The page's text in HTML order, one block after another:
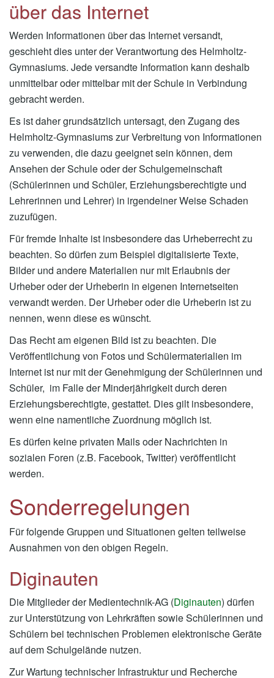
über das Internet
Werden Informationen über das Internet versandt,
geschieht dies unter der Verantwortung des Helmholtz-
Gymnasiums. Jede versandte Information kann deshalb
unmittelbar oder mittelbar mit der Schule in Verbindung
gebracht werden.
Es ist daher grundsätzlich untersagt, den Zugang des
Helmholtz-Gymnasiums zur Verbreitung von Informationen
zu verwenden, die dazu geeignet sein können, dem
Ansehen der Schule oder der Schulgemeinschaft
(Schülerinnen und Schüler, Erziehungsberechtigte und
Lehrerinnen und Lehrer) in irgendeiner Weise Schaden
zuzufügen.
Für fremde Inhalte ist insbesondere das Urheberrecht zu
beachten. So dürfen zum Beispiel digitalisierte Texte,
Bilder und andere Materialien nur mit Erlaubnis der
Urheber oder der Urheberin in eigenen Internetseiten
verwandt werden. Der Urheber oder die Urheberin ist zu
nennen, wenn diese es wünscht.
Das Recht am eigenen Bild ist zu beachten. Die
Veröffentlichung von Fotos und Schülermaterialien im
Internet ist nur mit der Genehmigung der Schülerinnen und
Schüler, im Falle der Minderjährigkeit durch deren
Erziehungsberechtigte, gestattet. Dies gilt insbesondere,
wenn eine namentliche Zuordnung möglich ist.
Es dürfen keine privaten Mails oder Nachrichten in
sozialen Foren (z.B. Facebook, Twitter) veröffentlicht
werden.
Sonderregelungen
Für folgende Gruppen und Situationen gelten teilweise
Ausnahmen von den obigen Regeln.
Diginauten
Die Mitglieder der Medientechnik-AG (Diginauten) dürfen
zur Unterstützung von Lehrkräften sowie Schülerinnen und
Schülern bei technischen Problemen elektronische Geräte
auf dem Schulgelände nutzen.
Zur Wartung technischer Infrastruktur und Recherche